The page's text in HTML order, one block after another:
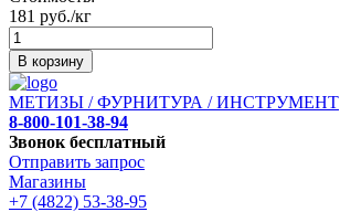
181 руб./кг
В корзину
МЕТИЗЫ / ФУРНИТУРА / ИНСТРУМЕНТ
8-800-101-38-94
Звонок бесплатный
Отправить запрос
Магазины
+7 (4822) 53-38-95